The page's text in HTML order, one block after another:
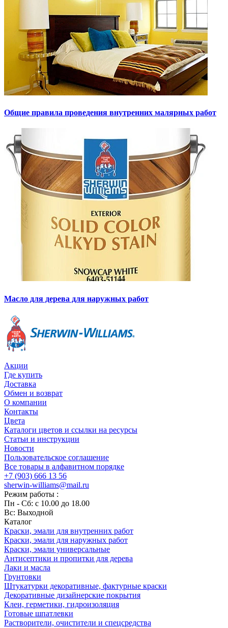
Общие правила проведения внутренних малярных работ
Масло для дерева для наружных работ
Акции
Где купить
Доставка
Обмен и возврат
О компании
Контакты
Цвета
Каталоги цветов и ссылки на ресурсы
Статьи и инструкции
Новости
Пользовательское соглашение
Все товары в алфавитном порядке
+7 (903) 666 13 56
sherwin-williams@mail.ru
Режим работы :
Пн - Сб: с 10.00 до 18.00
Вс: Выходной
Каталог
Краски, эмали для внутренних работ
Краски, эмали для наружных работ
Краски, эмали универсальные
Антисептики и пропитки для дерева
Лаки и масла
Грунтовки
Штукатурки декоративные, фактурные краски
Декоративные дизайнерские покрытия
Клеи, герметики, гидроизоляция
Готовые шпатлевки
Растворители, очистители и спецсредства